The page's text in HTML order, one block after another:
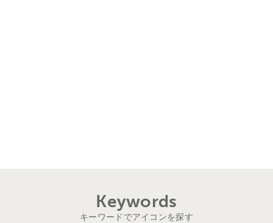
Keywords
キーワードでアイコンを探す